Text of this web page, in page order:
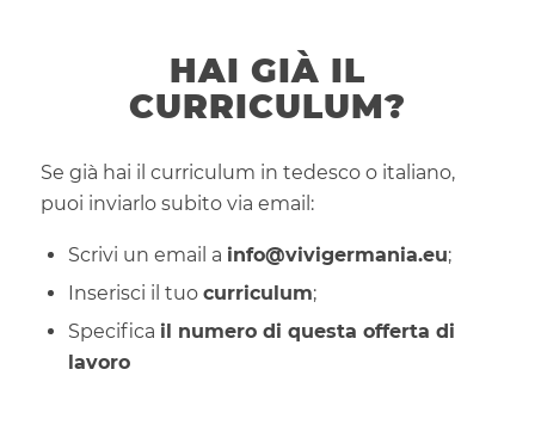
HAI GIÀ IL
CURRICULUM?
Se già hai il curriculum in tedesco o italiano,
puoi inviarlo subito via email:
Scrivi un email a info@vivigermania.eu;
Inserisci il tuo curriculum;
Specifica il numero di questa offerta di
lavoro